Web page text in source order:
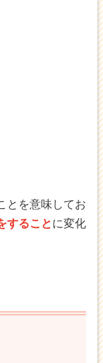
とを意味してお
することに変化